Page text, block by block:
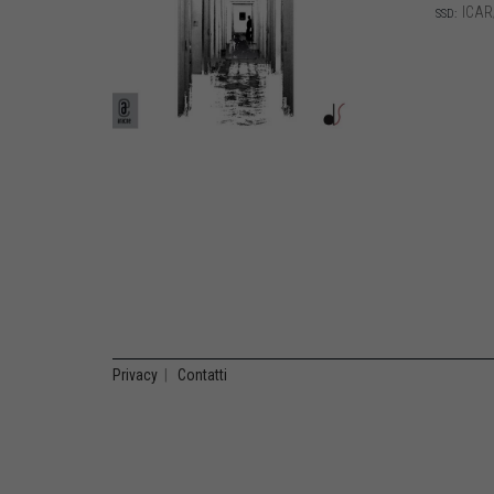
SSD:
Privacy Contatti